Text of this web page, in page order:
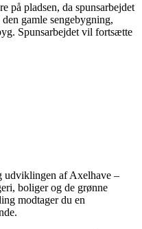
på pladsen, da spunsarbejdet
gamle sengebygning,
Spunsarbejdet vil fortsætte
udviklingen af Axelhave –
boliger og de grønne
modtager du en